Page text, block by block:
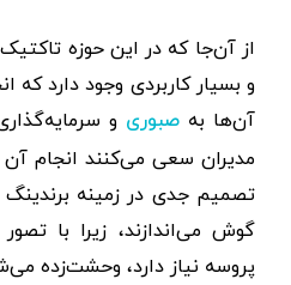
از آن‌جا که در این حوزه
و بسیار کاربردی وجود دارد که
آن‌ها بهصبوری و
مدیران سعی می‌کنند انجام آن
تصمیم جدی در زمینه برندینگ
گوش می‌اندازند، زیرا با
پروسه نیاز دارد، وحشت‌زده